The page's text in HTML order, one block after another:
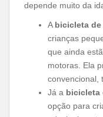
depende muito da
A bicicleta
crianças
que ainda
motoras. Ela
convencional,
Já a bicicleta
opção para